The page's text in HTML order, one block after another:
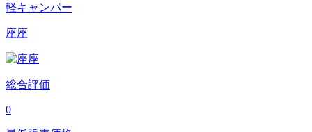
軽キャンパー
座座
総合評価
0